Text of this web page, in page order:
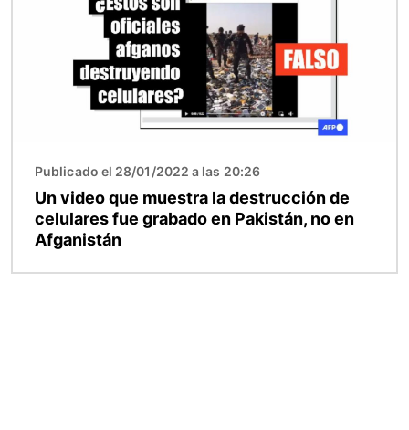
Publicado el 28/01/2022 a las 20:26
Un video que muestra la destrucción de
celulares fue grabado en Pakistán, no en
Afganistán